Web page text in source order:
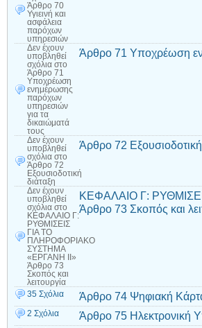
Άρθρο 70
Υγιεινή και
ασφάλεια
παρόχων
υπηρεσιών
Δεν έχουν
υποβληθεί
σχόλια στο
Άρθρο 71
Υποχρέωση
ενημέρωσης
παρόχων
υπηρεσιών
για τα
δικαιώματά
τους
Άρθρο 71 Υποχρέωση
Δεν έχουν
υποβληθεί
σχόλια στο
Άρθρο 72
Εξουσιοδοτική
διάταξη
Άρθρο 72 Εξουσιοδοτική
Δεν έχουν
υποβληθεί
σχόλια στο
ΚΕΦΑΛΑΙΟ Γ:
ΡΥΘΜΙΣΕΙΣ
ΓΙΑ ΤΟ
ΠΛΗΡΟΦΟΡΙΑΚΟ
ΣΥΣΤΗΜΑ
«ΕΡΓΑΝΗ ΙΙ»
Άρθρο 73
Σκοπός και
λειτουργία
ΚΕΦΑΛΑΙΟ Γ:
Άρθρο 73 Σκοπός και
35 Σχόλια Άρθρο 74 Ψηφιακή
2 Σχόλια Άρθρο 75